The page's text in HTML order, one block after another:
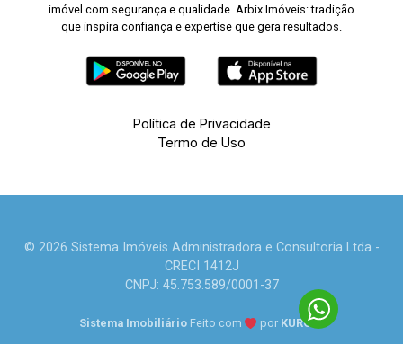
imóvel com segurança e qualidade. Arbix Imóveis: tradição
que inspira confiança e expertise que gera resultados.
Política de Privacidade
Termo de Uso
© 2026 Sistema Imóveis Administradora e Consultoria Ltda -
CRECI 1412J
CNPJ: 45.753.589/0001-37
Sistema Imobiliário Feito com por KUROLE